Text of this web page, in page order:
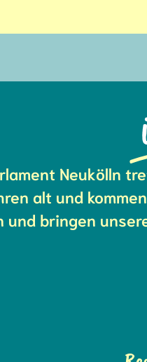
Neukölln
alt und
und bringen